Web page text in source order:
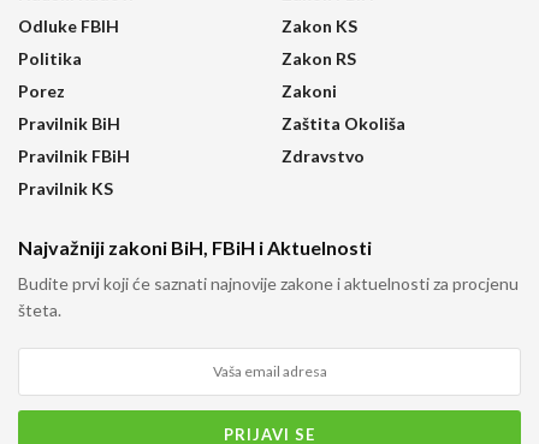
Odluke FBIH
Politika
Porez
Pravilnik BiH
Pravilnik FBiH
Pravilnik KS
Zakon KS
Zakon RS
Zakoni
Zaštita Okoliša
Zdravstvo
Najvažniji zakoni BiH, FBiH i Aktuelnosti
Budite prvi koji će saznati najnovije zakone i aktuelnosti za procjenu
šteta.